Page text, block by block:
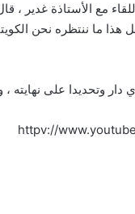
مع الأستاذة غدير ،
هذا ما ننتظره نحن
وتحديدا على نهايته ،
httpv://